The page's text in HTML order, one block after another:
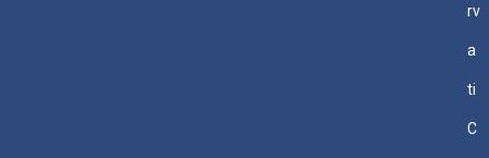
rv
a
ti
C